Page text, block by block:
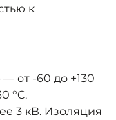
к
от -60 до +130
°C.
3 кВ. Изоляция